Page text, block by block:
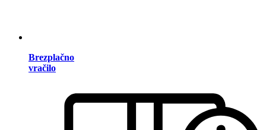
Brezplačno
vračilo